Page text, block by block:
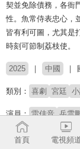
契並免除債務，各衙
性。魚常侍表忠心，
皆有利可圖，尤其是
時刻可節制荔枝使。
2025 中國
類別： 喜劇 宮廷
演員： 雷佳音 岳雲
周美君
首頁 電視頻